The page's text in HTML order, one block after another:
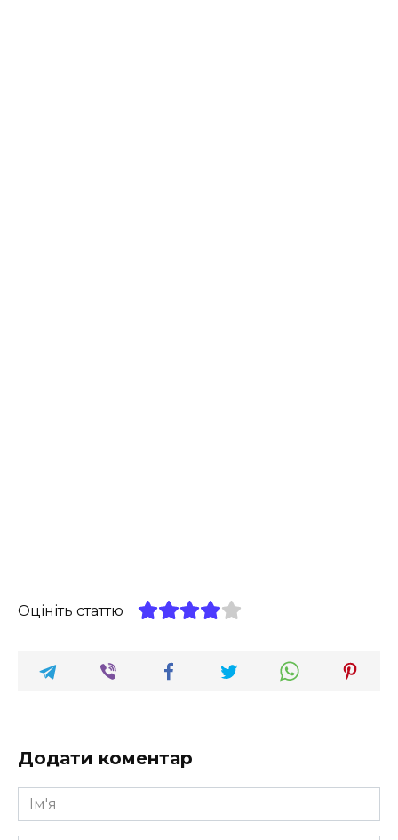
Оцініть статтю
Додати коментар
Ім'я
*